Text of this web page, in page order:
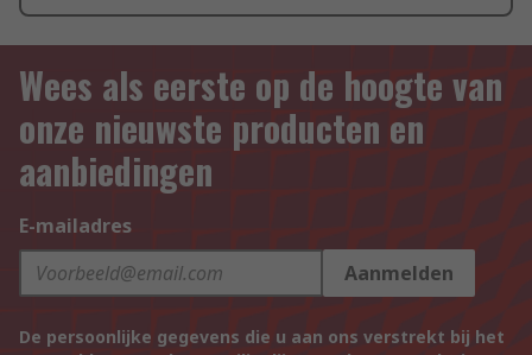
Wees als eerste op de hoogte van
onze nieuwste producten en
aanbiedingen
E-mailadres
Aanmelden
De persoonlijke gegevens die u aan ons verstrekt bij het